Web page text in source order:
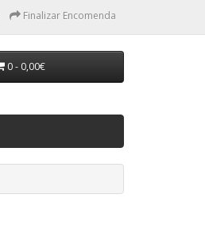
Finalizar Encomenda
0 - 0,00€